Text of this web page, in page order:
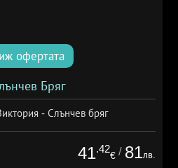
офертата
Бряг
- Слънчев бряг
41.42
€ / 81лв.